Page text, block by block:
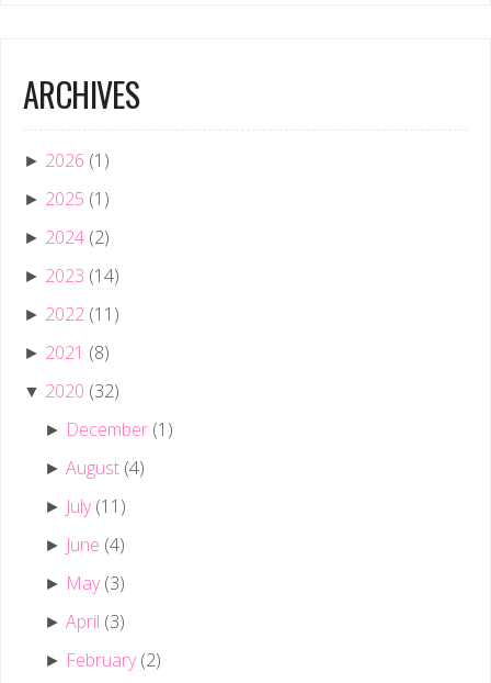
ARCHIVES
► 2026 (1)
► 2025 (1)
► 2024 (2)
► 2023 (14)
► 2022 (11)
► 2021 (8)
▼ 2020 (32)
► December (1)
►August (4)
► July (11)
► June (4)
► May (3)
►April (3)
► February (2)